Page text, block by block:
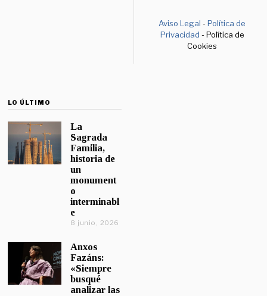
Aviso Legal -Política de
Privacidad - Política de
Cookies
LO ÚLTIMO
La
Sagrada
Familia,
historia de
un
monument
o
interminabl
e
8 junio, 2026
Anxos
Fazáns:
«Siempre
busqué
analizar las